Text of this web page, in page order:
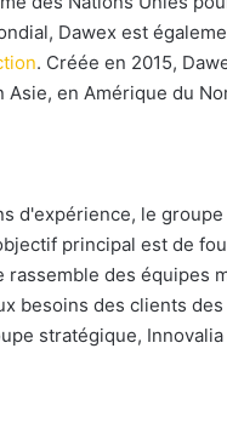
Dawex est
. Créée en 2015,
en Amérique du
d'expérience, le
principal est de
des équipes
besoins des clients
stratégique,